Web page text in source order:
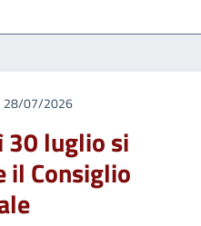
28/07/2026
30 luglio si
il Consiglio